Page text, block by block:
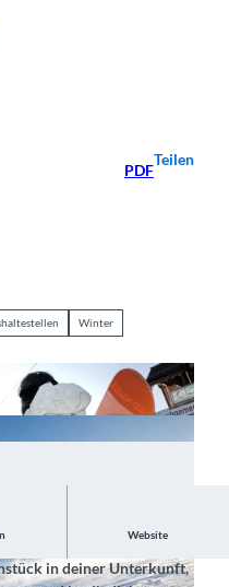
PDF
Teilen
Winter
Website
ins Winterparadies
in deiner Unterkunft,